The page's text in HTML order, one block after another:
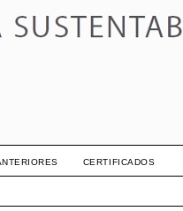
CERTIFICADOS